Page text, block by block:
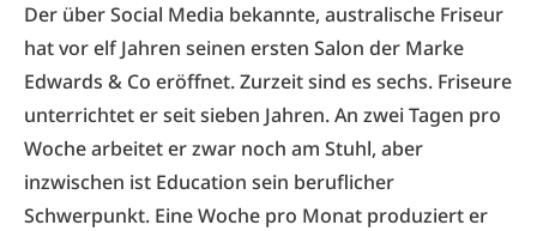
Der über Social Media bekannte, australische Friseur
hat vor elf Jahren seinen ersten Salon der Marke
Edwards & Co eröffnet. Zurzeit sind es sechs. Friseure
unterrichtet er seit sieben Jahren. An zwei Tagen pro
Woche arbeitet er zwar noch am Stuhl, aber
inzwischen ist Education sein beruflicher
Schwerpunkt. Eine Woche pro Monat produziert er